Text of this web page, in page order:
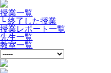
授業一覧
└ 終了した授業
授業レポート一覧
先生一覧
教室一覧